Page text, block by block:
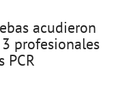
acudieron
profesionales
PCR